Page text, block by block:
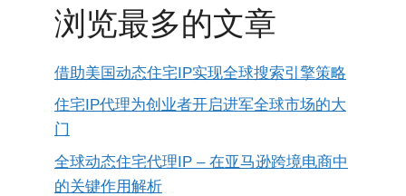
浏览最多的文章
借助美国动态住宅IP实现全球搜索引擎策略
住宅IP代理为创业者开启进军全球市场的大
门
全球动态住宅代理IP – 在亚马逊跨境电商中
的关键作用解析